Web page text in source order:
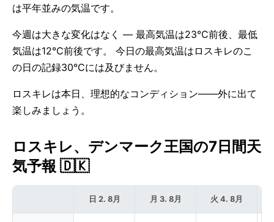
は平年並みの気温です。
今週は大きな変化はなく — 最高気温は23°C前後、最低
気温は12°C前後です。 今日の最高気温はロスキレのこ
の日の記録30°Cには及びません。
ロスキレは本日、理想的なコンディション——外に出て
楽しみましょう。
ロスキレ、デンマーク王国の7日間天
気予報 🇩🇰
日 2. 8月 月 3. 8月 火 4. 8月